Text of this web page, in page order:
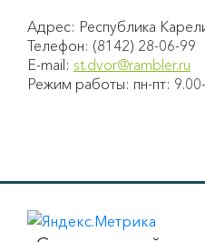
Адрес: Республика
Телефон: (8142) 28-06-99
E-mail: st.dvor@rambler.ru
Режим работы: пн-пт: